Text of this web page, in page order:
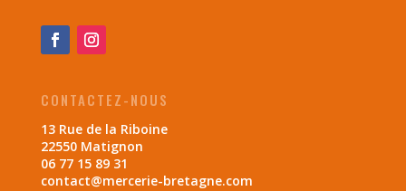
CONTACTEZ-NOUS
13 Rue de la Riboine
22550 Matignon
06 77 15 89 31
contact@mercerie-bretagne.com